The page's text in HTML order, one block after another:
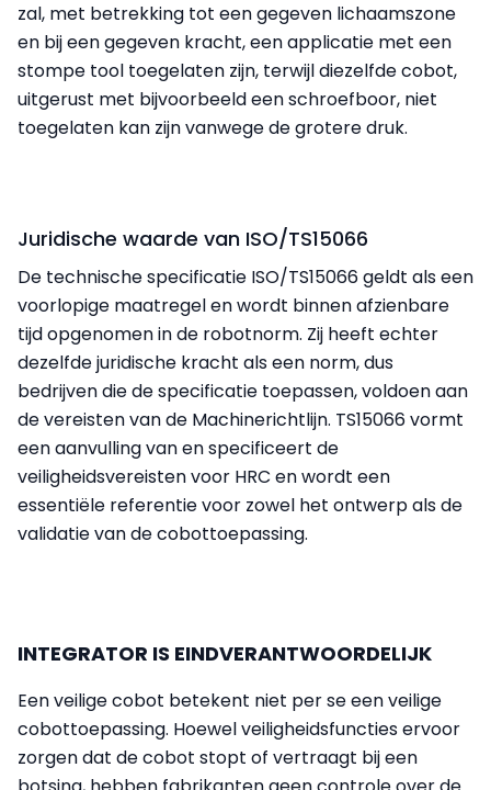
zal, met betrekking tot een gegeven lichaamszone
en bij een gegeven kracht, een applicatie met een
stompe tool toegelaten zijn, terwijl diezelfde cobot,
uitgerust met bijvoorbeeld een schroefboor, niet
toegelaten kan zijn vanwege de grotere druk.
Juridische waarde van ISO/TS15066
De technische specificatie ISO/TS15066 geldt als een
voorlopige maatregel en wordt binnen afzienbare
tijd opgenomen in de robotnorm. Zij heeft echter
dezelfde juridische kracht als een norm, dus
bedrijven die de specificatie toepassen, voldoen aan
de vereisten van de Machinerichtlijn. TS15066 vormt
een aanvulling van en specificeert de
veiligheidsvereisten voor HRC en wordt een
essentiële referentie voor zowel het ontwerp als de
validatie van de cobottoepassing.
INTEGRATOR IS EINDVERANTWOORDELIJK
Een veilige cobot betekent niet per se een veilige
cobottoepassing. Hoewel veiligheidsfuncties ervoor
zorgen dat de cobot stopt of vertraagt bij een